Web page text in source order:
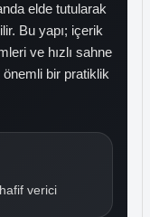
elde tutularak
Bu yapı; içerik
ve hızlı sahne
bir pratiklik
verici